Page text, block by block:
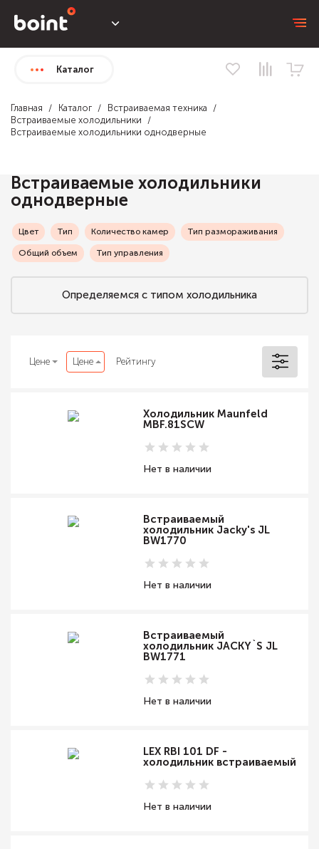
Каталог
Главная Каталог
Встраиваемая техника
Встраиваемые холодильники
Встраиваемые холодильники однодверные
Встраиваемые холодильники
однодверные
Цвет Тип Количество камер Тип размораживания
Общий объем Тип управления
Определяемся с типом холодильника
Цене Цене Рейтингу
Холодильник Maunfeld
MBF.81SCW
Нет в наличии
Встраиваемый
холодильник Jacky's JL
BW1770
Нет в наличии
Встраиваемый
холодильник JACKY`S JL
BW1771
Нет в наличии
LEX RBI 101 DF -
холодильник встраиваемый
Нет в наличии